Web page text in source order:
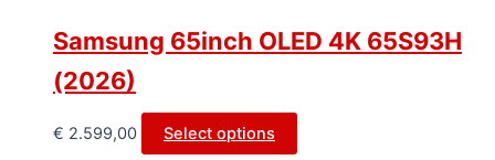
Samsung 65inch OLED 4K 65S93H
(2026)
€ 2.599,00 Select options